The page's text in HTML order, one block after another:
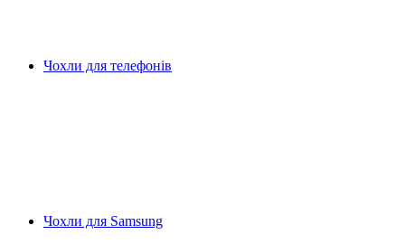
Чохли для телефонів
Чохли для Samsung